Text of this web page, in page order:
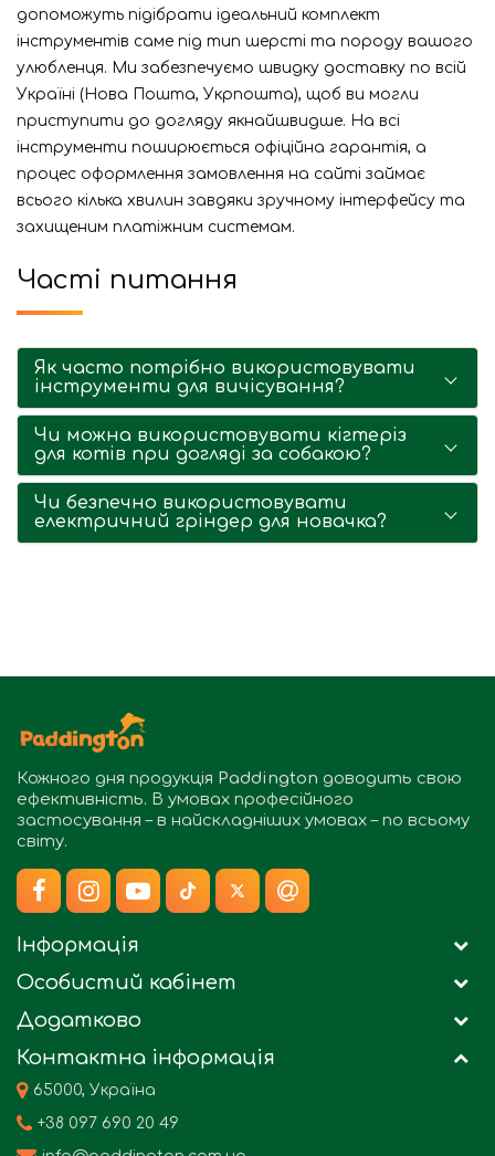
допоможуть підібрати ідеальний комплект
інструментів саме під тип шерсті та породу вашого
улюбленця. Ми забезпечуємо швидку доставку по всій
Україні (Нова Пошта, Укрпошта), щоб ви могли
приступити до догляду якнайшвидше. На всі
інструменти поширюється офіційна гарантія, а
процес оформлення замовлення на сайті займає
всього кілька хвилин завдяки зручному інтерфейсу та
захищеним платіжним системам.
Часті питання
Як часто потрібно використовувати
інструменти для вичісування?
Чи можна використовувати кігтеріз
для котів при догляді за собакою?
Чи безпечно використовувати
електричний гріндер для новачка?
Кожного дня продукція Paddington доводить свою
ефективність. В умовах професійного
застосування – в найскладніших умовах – по всьому
світу.
Інформація
Особистий кабінет
Додатково
Контактна інформація
65000, Україна
+38 097 690 20 49